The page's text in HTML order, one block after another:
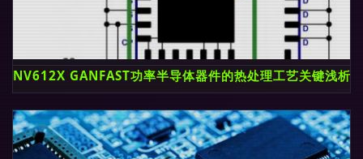
NV612X GANFAST功率半导体器件的热处理工艺关键浅析